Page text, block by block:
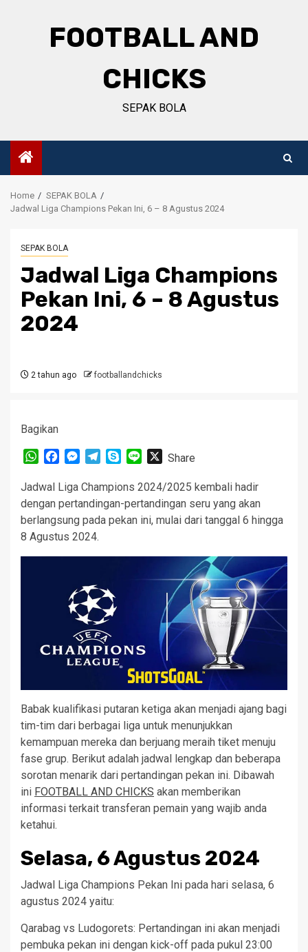
FOOTBALL AND
CHICKS
SEPAK BOLA
Home
SEPAK BOLA
Jadwal Liga Champions Pekan Ini, 6 – 8 Agustus 2024
SEPAK BOLA
Jadwal Liga Champions
Pekan Ini, 6 – 8 Agustus
2024
2 tahun ago footballandchicks
Bagikan
WhatsApp
FacebookMessenger
TelegramSkypeLine XShare
Jadwal Liga Champions 2024/2025 kembali hadir
dengan pertandingan-pertandingan seru yang akan
berlangsung pada pekan ini, mulai dari tanggal 6 hingga
8 Agustus 2024.
Babak kualifikasi putaran ketiga akan menjadi ajang bagi
tim-tim dari berbagai liga untuk menunjukkan
kemampuan mereka dan berjuang meraih tiket menuju
fase grup. Berikut adalah jadwal lengkap dan beberapa
sorotan menarik dari pertandingan pekan ini. Dibawah
ini FOOTBALL AND CHICKS akan memberikan
informasi terkait transferan pemain yang wajib anda
ketahui.
Selasa, 6 Agustus 2024
Jadwal Liga Champions Pekan Ini pada hari selasa, 6
agustus 2024 yaitu:
Qarabag vs Ludogorets: Pertandingan ini akan menjadi
pembuka pekan ini dengan kick-off pada pukul 23:00